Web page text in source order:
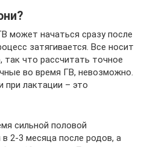
может начаться сразу после
затягивается. Все носит
так что рассчитать точное
во время ГВ, невозможно.
при лактации – это
сильной половой
2-3 месяца после родов, а